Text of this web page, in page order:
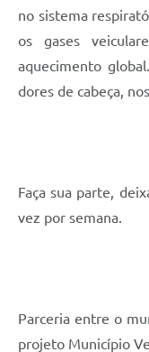
no sistema
os gases
aquecimento
dores de cabeça,
Faça sua parte,
vez por semana.
Parceria entre o
projeto Município